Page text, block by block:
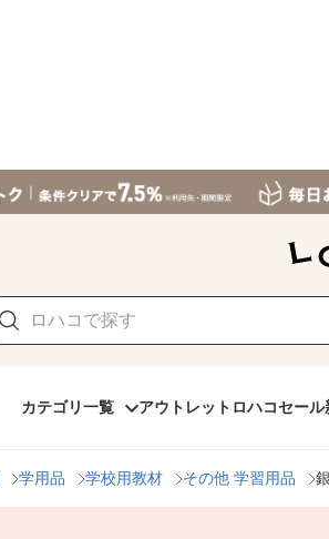
カテゴリ一覧 アウトレット ロハコセール
学用品 学校用教材 その他 学習用品